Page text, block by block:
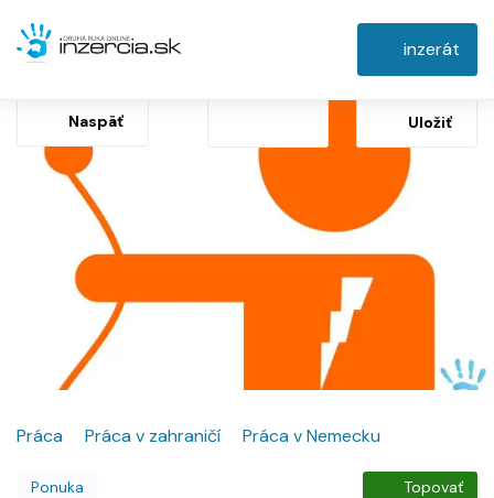
inzerát
Naspäť Uložiť
Práca Práca v zahraničí Práca v Nemecku
Ponuka Topovať